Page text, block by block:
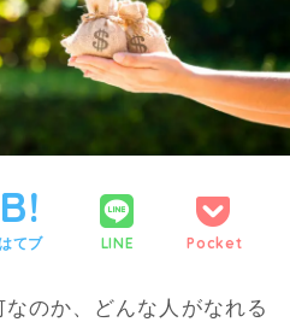
てブ LINE Pocket
のか、どんな人がなれる